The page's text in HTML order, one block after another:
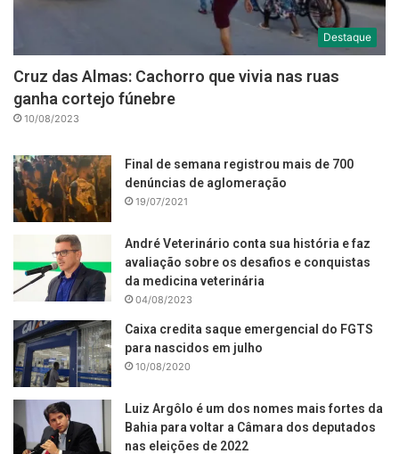
Destaque
Cruz das Almas: Cachorro que vivia nas ruas
ganha cortejo fúnebre
10/08/2023
Final de semana registrou mais de 700
denúncias de aglomeração
19/07/2021
André Veterinário conta sua história e faz
avaliação sobre os desafios e conquistas
da medicina veterinária
04/08/2023
Caixa credita saque emergencial do FGTS
para nascidos em julho
10/08/2020
Luiz Argôlo é um dos nomes mais fortes da
Bahia para voltar a Câmara dos deputados
nas eleições de 2022